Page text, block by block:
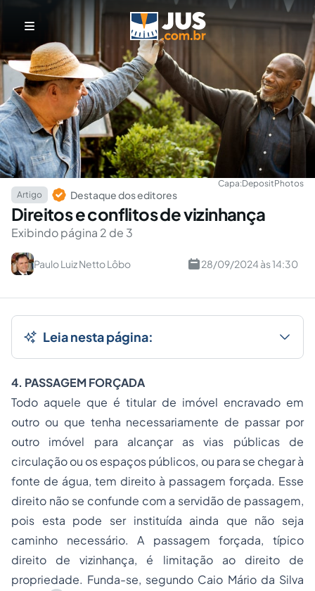
Capa:DepositPhotos
Artigo
Destaque dos editores
Direitos e conflitos de vizinhança
Exibindo página 2 de 3
Paulo Luiz Netto Lôbo 28/09/2024 às 14:30
Leia nesta página:
4. PASSAGEM FORÇADA
Todo aquele que é titular de imóvel encravado em
outro ou que tenha necessariamente de passar por
outro imóvel para alcançar as vias públicas de
circulação ou os espaços públicos, ou para se chegar à
fonte de água, tem direito à passagem forçada. Esse
direito não se confunde com a servidão de passagem,
pois esta pode ser instituída ainda que não seja
caminho necessário. A passagem forçada, típico
direito de vizinhança, é limitação ao direito de
propriedade. Funda-se, segundo Caio Mário da Silva